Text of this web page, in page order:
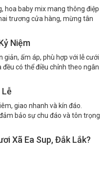
hoa baby mix mang thông điệp
trương cửa hàng, mừng tân
Niệm
giản, ấm áp, phù hợp với lễ cưới
có thể điều chỉnh theo ngân
giao nhanh và kín đáo.
bảo sự chu đáo và tôn trọng
Xã Ea Sup, Đắk Lắk?